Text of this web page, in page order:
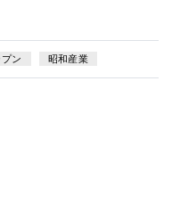
プン 昭和産業